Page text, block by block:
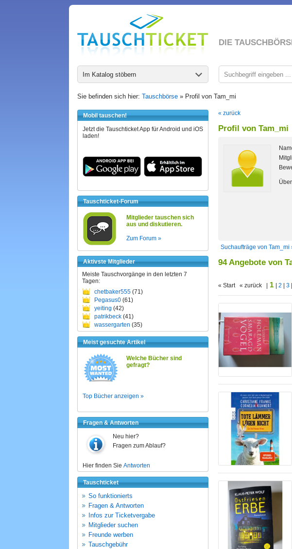
DIE
Im Katalog stöbern
Sie befinden sich hier: Tauschbörse » Profil von Tam_mi
Mobil tauschen!
Jetzt die Tauschticket App für Android und iOS
laden!
Tauschticket-Forum
Mitglieder tauschen sich
aus und diskutieren.
Zum Forum »
Aktivste Mitglieder
Meiste Tauschvorgänge in den letzten 7
Tagen:
chetbaker555 (71)
Pegasus0 (61)
yeiting (42)
patrikbeck (41)
wassergarten (35)
Meist gesuchte Artikel
Welche Bücher sind
gefragt?
Top Bücher anzeigen »
Fragen & Antworten
Neu hier?
Fragen zum Ablauf?
Hier finden Sie Antworten
Tauschticket
So funktionierts
Fragen & Antworten
Infos zur Ticketvergabe
Mitglieder suchen
Freunde werben
Tauschgebühr
« zurück
Profil von Tam_mi
Suchaufträge von Tam_mi
94 Angebote von
« Start « zurück | 1 2 3